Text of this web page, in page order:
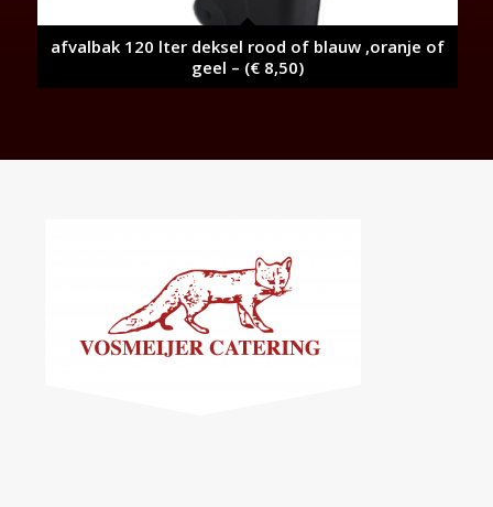
afvalbak 120 lter deksel rood of blauw ,oranje of
geel – (€ 8,50)